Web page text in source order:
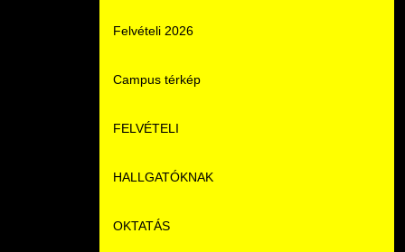
Felvételi 2026
Campus térkép
FELVÉTELI
Pontozási rendszer szabályai
Felvetteknek
HALLGATÓKNAK
Képzéseink
OKTATÁS